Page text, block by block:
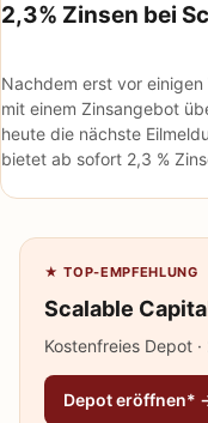
2,3% Zinsen bei
Nachdem erst vor
mit einem Zinsangebot
heute die nächste
bietet ab sofort 2,3 %
★ TOP-EMPFEHLUNG
Scalable
Kostenfreies Depot
Depot eröffnen*